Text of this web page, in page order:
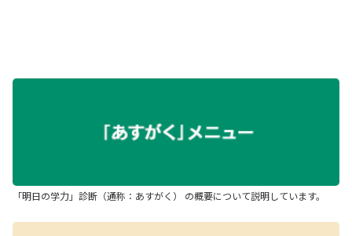
「明日の学力」診断（通称：あすがく） の概要について説明しています。